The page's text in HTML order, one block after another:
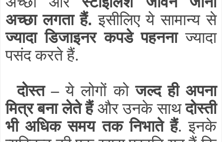
अच्छा लगता हैं. इसीलिए ये सामान्य से
ज्यादा डिजाइनर कपडे पहननाज्यादा
पसंद करते हैं.
दोस्त –ये लोगों कोजल्द ही अपना
मित्र बना लेते हैंऔर उनके साथदोस्ती
भी अधिक समय तक निभाते हैं. इनके